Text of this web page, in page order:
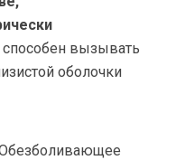
способен вызывать
оболочки